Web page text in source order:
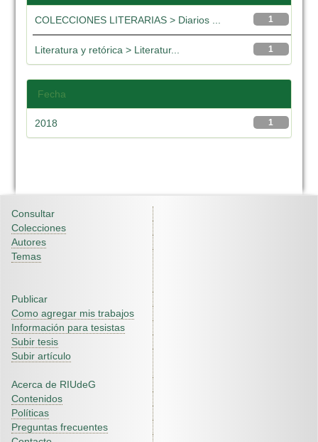
1
COLECCIONES LITERARIAS > Diarios ...
1
Literatura y retórica > Literatur...
Fecha
1
2018
Consultar
Colecciones
Autores
Temas
Publicar
Como agregar mis trabajos
Información para tesistas
Subir tesis
Subir artículo
Acerca de RIUdeG
Contenidos
Políticas
Preguntas frecuentes